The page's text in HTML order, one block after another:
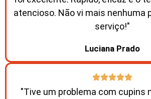
atencioso. Não vi mais nenhuma
serviço!"
Luciana Prado
"Tive um problema com cupins